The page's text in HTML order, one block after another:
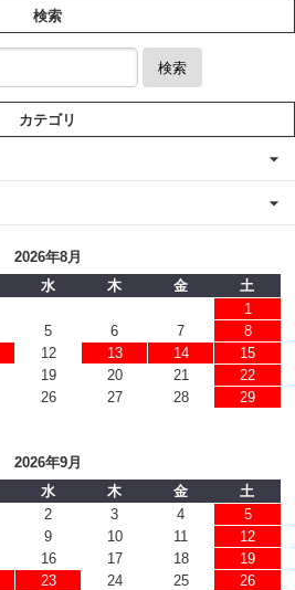
検索
検索
カテゴリ
2026年8月
水 木 金
土
1
5 6 7
8
12 13 14
15
19 20 21
22
26 27 28
29
2026年9月
水 木 金
土
2 3 4
5
9 10 11
12
16 17 18
19
23 24 25
26